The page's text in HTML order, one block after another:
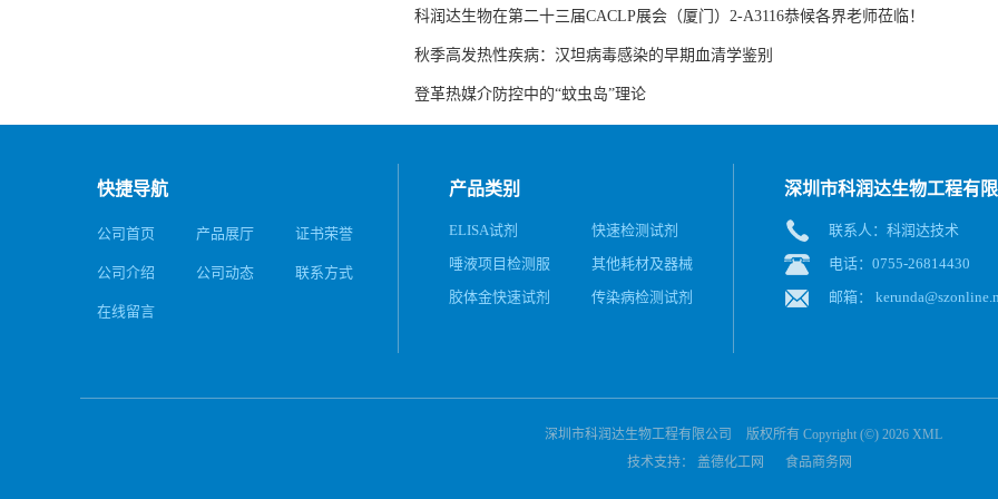
科润达生物在第二十三届CACLP展会（厦门）2-A3116恭候各界老师莅临！
秋季高发热性疾病：汉坦病毒感染的早期血清学鉴别
登革热媒介防控中的“蚊虫岛”理论
快捷导航
公司首页 产品展厅 证书荣誉
公司介绍 公司动态 联系方式
在线留言
产品类别
ELISA试剂
快速检测试剂
唾液项目检测服
务
其他耗材及器械
胶体金快速试剂
传染病检测试剂
深圳市科润达生物工程有
联系人：科润达技术
电话：0755-26814430
邮箱：
深圳市科润达生物工程有限公司 版权所有 Copyright (©) 2026 XML
技术支持： 盖德化工网 食品商务网